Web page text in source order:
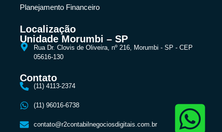
Planejamento Financeiro
Localização
Unidade Morumbi – SP
Rua Dr. Clovis de Oliveira, nº 216, Morumbi - SP - CEP
05616-130
Contato
(11) 4113-2374
(11) 96016-6738
contato@r2contabilnegociosdigitais.com.br